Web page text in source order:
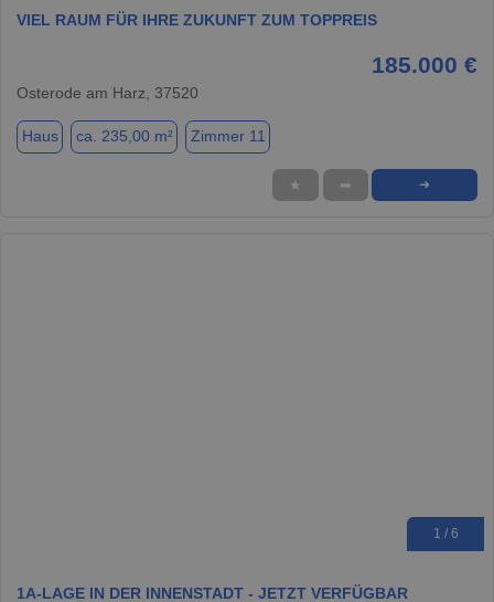
VIEL RAUM FÜR IHRE ZUKUNFT ZUM TOPPREIS
185.000 €
Osterode am Harz, 37520
Haus ca. 235,00 m² Zimmer 11
★ ➦ ➜
1 / 6
1A-LAGE IN DER INNENSTADT - JETZT VERFÜGBAR